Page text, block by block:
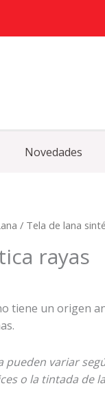
Novedades
/ Tela de lana
rayas
tiene un origen
variar
o la tintada de